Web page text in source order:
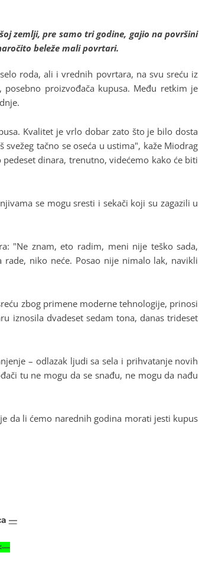
zemlji, pre samo tri godine, gajio na površini
beleže mali povrtari.
roda, ali i vrednih povrtara, na svu sreću iz
proizvođača kupusa. Među retkim je
Kvalitet je vrlo dobar zato što je bilo dosta
tačno se oseća u ustima", kaže Miodrag
dinara, trenutno, videćemo kako će biti
se mogu sresti i sekači koji su zagazili u
"Ne znam, eto radim, meni nije teško sada,
niko neće. Posao nije nimalo lak, navikli
zbog primene moderne tehnologije, prinosi
iznosila dvadeset sedam tona, danas trideset
– odlazak ljudi sa sela i prihvatanje novih
tu ne mogu da se snađu, ne mogu da nađu
da li ćemo narednih godina morati jesti kupus
—